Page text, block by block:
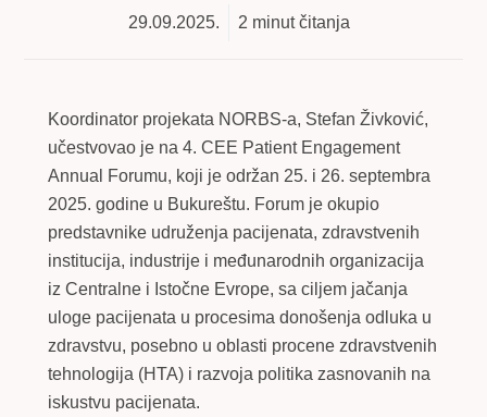
29.09.2025. 2 minut čitanja
Koordinator projekata NORBS-a, Stefan Živković,
učestvovao je na 4. CEE Patient Engagement
Annual Forumu, koji je održan 25. i 26. septembra
2025. godine u Bukureštu. Forum je okupio
predstavnike udruženja pacijenata, zdravstvenih
institucija, industrije i međunarodnih organizacija
iz Centralne i Istočne Evrope, sa ciljem jačanja
uloge pacijenata u procesima donošenja odluka u
zdravstvu, posebno u oblasti procene zdravstvenih
tehnologija (HTA) i razvoja politika zasnovanih na
iskustvu pacijenata.